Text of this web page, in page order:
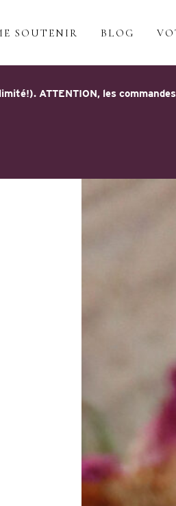
SOUTENIR BLOG
ATTENTION, les